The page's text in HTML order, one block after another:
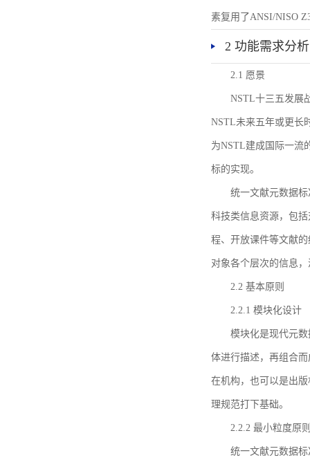
素复用了ANSI/NISO
2 功能需求分析
2.1 愿景
NSTL十三五发展
NSTL未来五年或更长
为NSTL建成国际一流
标的实现。
统一文献元数据
科技类信息资源，包
程、开放课件等文献
对象各个层次的信息
2.2 基本原则
2.2.1 模块化设计
模块化是现代元
体进行描述，再组合
在机构，也可以是出
理规范打下基础。
2.2.2 最小粒度原
统一文献元数据